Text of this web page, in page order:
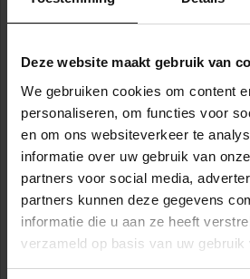
Deze website maakt gebruik van
We gebruiken cookies om content
personaliseren, om functies voor
en om ons websiteverkeer te
informatie over uw gebruik van
partners voor social media,
partners kunnen deze gegevens
informatie die u aan ze heeft
verzameld op basis van uw gebruik